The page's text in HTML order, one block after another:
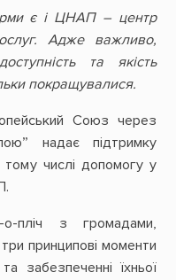
є і ЦНАП – центр
Адже важливо,
та якість
покращувалися.
Союз через
надає підтримку
тому числі допомогу у
пліч з громадами,
принципові моменти
забезпеченні їхньої